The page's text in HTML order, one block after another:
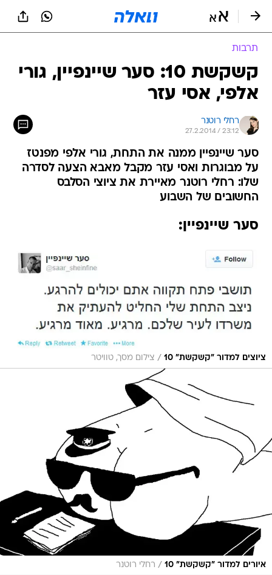
תרבות
קשקשת 10: סער שיינפיין, גורי
אלפי, אסי עזר
רחלי רוטנר
27.2.2014 / 23:12
סער שיינפיין ממנה את התחת, גורי אלפי מפנטז
על מבוגרות ואסי עזר מקבל מאבא הצעה לסדרה
שלו: רחלי רוטנר מאיירת את ציוצי הסלבס
החשובים של השבוע
סער שיינפיין:
ציוצים למדור "קשקשת" 10 / צילום מסך, טוויטר
איורים למדור "קשקשת" 10 / רחלי רוטנר